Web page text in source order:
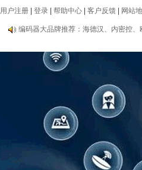
用户注册 登录 帮助中心 客户反馈 网站
编码器大品牌推荐：海德汉、内密控、
速器等设备
编码器大品牌推荐：海德汉、内密控、
自动化类：传感器、编码器、电子手轮